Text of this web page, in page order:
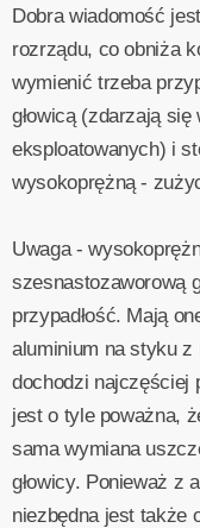
Dobra wiadomość
rozrządu, co obniża
wymienić trzeba
głowicą (zdarzają
eksploatowanych) i
wysokoprężną -
Uwaga -
szesnastozaworową
przypadłość. Mają
aluminium na styku z
dochodzi najczęściej
jest o tyle poważna,
sama wymiana
głowicy. Ponieważ z
niezbędna jest także